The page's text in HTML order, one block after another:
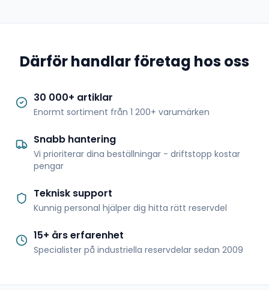
Därför handlar företag hos oss
30 000+ artiklar
Enormt sortiment från 1 200+ varumärken
Snabb hantering
Vi prioriterar dina beställningar - driftstopp kostar
pengar
Teknisk support
Kunnig personal hjälper dig hitta rätt reservdel
15+ års erfarenhet
Specialister på industriella reservdelar sedan 2009